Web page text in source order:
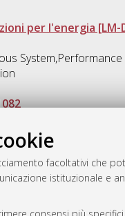
facoltativi che
istituzionale e
per l'energia [LM-
System,Performance